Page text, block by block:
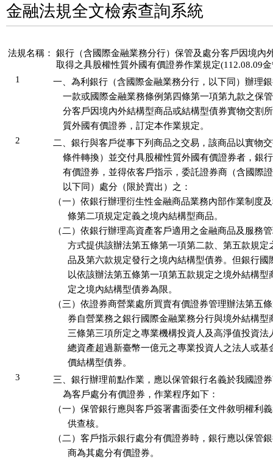
金融法規全文檢索查詢系統
法規名稱：
銀行（含國際金融業務分行）保管及處分客戶因境內
取得之具股權性質外國有價證券作業規定(112.08.09
1
一、為利銀行（含國際金融業務分行，以下同）辦理
一款或國際金融業務條例第四條第一項第九款之保
分客戶因境內外結構型商品或結構型債券實物交割
    質外國有價證券，訂定本作業規定。
2
二、銀行與客戶從事下列商品之交易，該商品以實物
條件轉換）並交付具股權性質外國有價證券者，銀
有價證券，並得依客戶指示，委託證券商（含國際
    以下同）處分（限於賣出）之：
（一）依銀行辦理衍生性金融商品業務內部作業制度
      條第二項規定定義之境內結構型商品。
（二）依銀行辦理高資產客戶適用之金融商品及服務
方式提供該辦法第五條第一項第二款、第五款規
品及第六款規定發行之境內結構型債券。但銀行
以依該辦法第五條第一項第五款規定之境外結構
      定之境內結構型債券為限。
（三）依證券商營業處所買賣有價證券管理辦法第五
券自營業務之銀行國際金融業務分行與境外結構
三條第三項所定之專業機構投資人及高淨值投資
總資產超過新臺幣一億元之專業投資人之法人或
      價結構型債券。
3
三、銀行辦理前點作業，應以保管銀行名義於我國證
    為客戶處分有價證券，作業程序如下：
（一）保管銀行應與客戶簽署書面委任文件敘明權利
      供查核。
（二）客戶指示銀行處分有價證券時，銀行應以保管
      商為其處分有價證券。